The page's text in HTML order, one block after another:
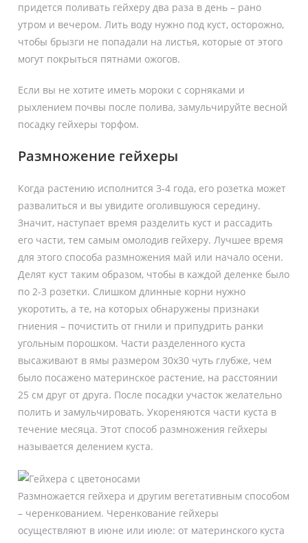
придется поливать гейхеру два раза в день – рано
утром и вечером. Лить воду нужно под куст, осторожно,
чтобы брызги не попадали на листья, которые от этого
могут покрыться пятнами ожогов.
Если вы не хотите иметь мороки с сорняками и
рыхлением почвы после полива, замульчируйте весной
посадку гейхеры торфом.
Размножение гейхеры
Когда растению исполнится 3-4 года, его розетка может
развалиться и вы увидите оголившуюся середину.
Значит, наступает время разделить куст и рассадить
его части, тем самым омолодив гейхеру. Лучшее время
для этого способа размножения май или начало осени.
Делят куст таким образом, чтобы в каждой деленке было
по 2-3 розетки. Слишком длинные корни нужно
укоротить, а те, на которых обнаружены признаки
гниения – почистить от гнили и припудрить ранки
угольным порошком. Части разделенного куста
высаживают в ямы размером 30х30 чуть глубже, чем
было посажено материнское растение, на расстоянии
25 см друг от друга. После посадки участок желательно
полить и замульчировать. Укореняются части куста в
течение месяца. Этот способ размножения гейхеры
называется делением куста.
Размножается гейхера и другим вегетативным способом
– черенкованием. Черенкование гейхеры
осуществляют в июне или июле: от материнского куста